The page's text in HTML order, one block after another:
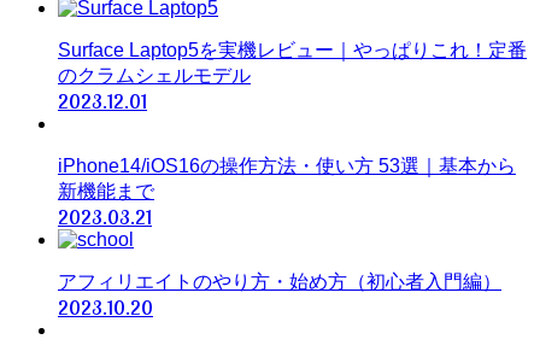
Surface Laptop5を実機レビュー｜やっぱりこれ！定番
のクラムシェルモデル
2023.12.01
iPhone14/iOS16の操作方法・使い方 53選｜基本から
新機能まで
2023.03.21
アフィリエイトのやり方・始め方（初心者入門編）
2023.10.20